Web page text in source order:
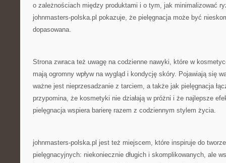
o zależnościach między produktami i o tym, jak minimalizować
johnmasters-polska.pl pokazuje, że pielęgnacja może być
dopasowana.
Strona zwraca też uwagę na codzienne nawyki, które w
mają ogromny wpływ na wygląd i kondycję skóry. Pojawiają się
ważne jest nieprzesadzanie z tarciem, a także jak pielęgnacja
przypomina, że kosmetyki nie działają w próżni i że najlepsze
pielęgnacja wspiera barierę razem z codziennym stylem życia.
johnmasters-polska.pl jest też miejscem, które inspiruje do
pielęgnacyjnych: niekoniecznie długich i skomplikowanych, ale